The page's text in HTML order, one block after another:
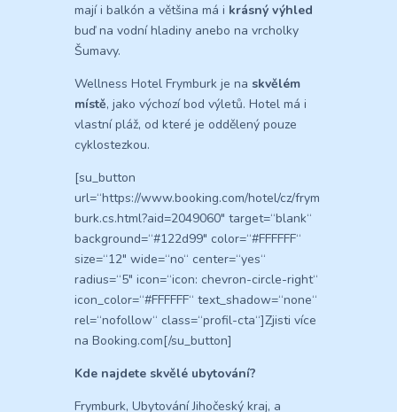
mají i balkón a většina má i krásný výhled
buď na vodní hladiny anebo na vrcholky
Šumavy.
Wellness Hotel Frymburk je na skvělém
místě, jako výchozí bod výletů. Hotel má i
vlastní pláž, od které je oddělený pouze
cyklostezkou.
[su_button
url=“https://www.booking.com/hotel/cz/frym
burk.cs.html?aid=2049060″ target=“blank“
background=“#122d99″ color=“#FFFFFF“
size=“12″ wide=“no“ center=“yes“
radius=“5″ icon=“icon: chevron-circle-right“
icon_color=“#FFFFFF“ text_shadow=“none“
rel=“nofollow“ class=“profil-cta“]Zjisti více
na Booking.com[/su_button]
Kde najdete skvělé ubytování?
Frymburk, Ubytování Jihočeský kraj, a